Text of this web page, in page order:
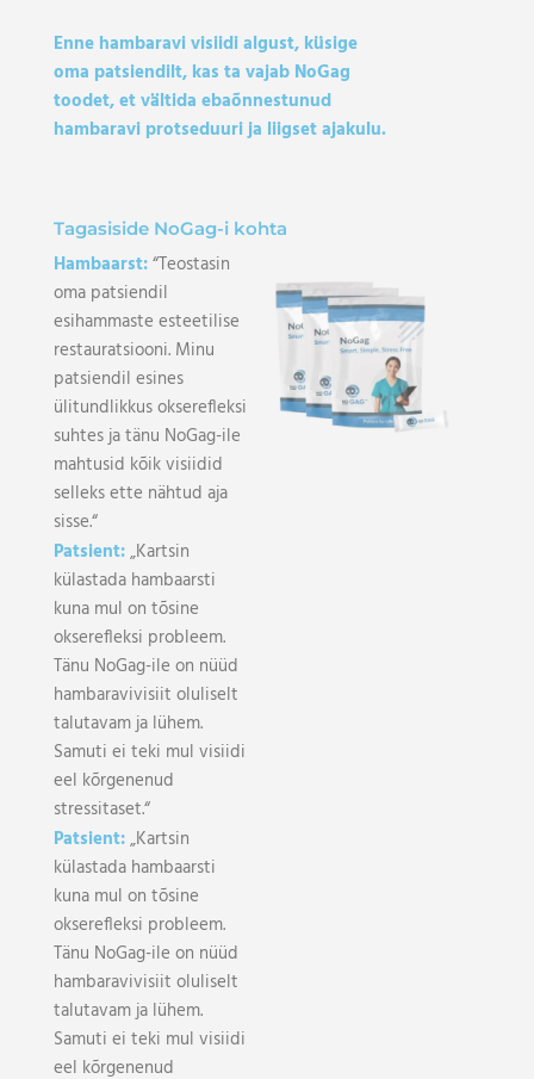
Enne hambaravi visiidi algust, küsige
oma patsiendilt, kas ta vajab NoGag
toodet, et vältida ebaõnnestunud
hambaravi protseduuri ja liigset ajakulu.
Tagasiside NoGag-i kohta
Hambaarst:“Teostasin
oma patsiendil
esihammaste esteetilise
restauratsiooni. Minu
patsiendil esines
ülitundlikkus okserefleksi
suhtes ja tänu NoGag-ile
mahtusid kõik visiidid
selleks ette nähtud aja
sisse.“
Patsient:„Kartsin
külastada hambaarsti
kuna mul on tõsine
okserefleksi probleem.
Tänu NoGag-ile on nüüd
hambaravivisiit oluliselt
talutavam ja lühem.
Samuti ei teki mul visiidi
eel kõrgenenud
stressitaset.“
Patsient:„Kartsin
külastada hambaarsti
kuna mul on tõsine
okserefleksi probleem.
Tänu NoGag-ile on nüüd
hambaravivisiit oluliselt
talutavam ja lühem.
Samuti ei teki mul visiidi
eel kõrgenenud